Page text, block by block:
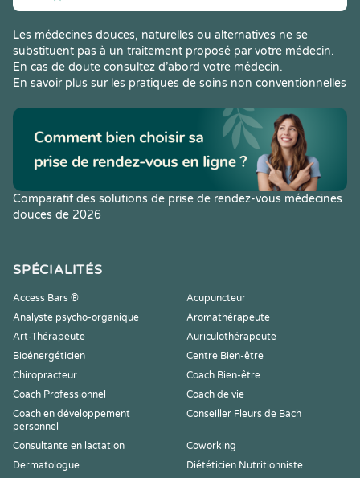
Les médecines douces, naturelles ou alternatives ne se
substituent pas à un traitement proposé par votre médecin.
En cas de doute consultez d’abord votre médecin.
En savoir plus sur les pratiques de soins non conventionnelles
Comparatif des solutions de prise de rendez-vous médecines
douces de 2026
SPÉCIALITÉS
Access Bars ®
Acupuncteur
Analyste psycho-organique
Aromathérapeute
Art-Thérapeute
Auriculothérapeute
Bioénergéticien
Centre Bien-être
Chiropracteur
Coach Bien-être
Coach Professionnel
Coach de vie
Coach en développement
personnel
Conseiller Fleurs de Bach
Consultante en lactation
Coworking
Dermatologue
Diététicien Nutritionniste